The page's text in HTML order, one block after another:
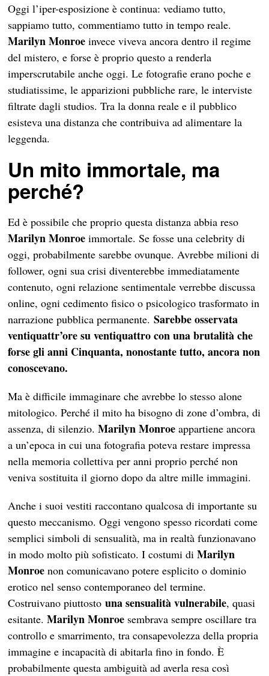
Oggi l’iper-esposizione è continua: vediamo tutto,
sappiamo tutto, commentiamo tutto in tempo reale.
Marilyn Monroe invece viveva ancora dentro il regime
del mistero, e forse è proprio questo a renderla
imperscrutabile anche oggi. Le fotografie erano poche e
studiatissime, le apparizioni pubbliche rare, le interviste
filtrate dagli studios. Tra la donna reale e il pubblico
esisteva una distanza che contribuiva ad alimentare la
leggenda.
Un mito immortale, ma
perché?
Ed è possibile che proprio questa distanza abbia reso
Marilyn Monroe immortale. Se fosse una celebrity di
oggi, probabilmente sarebbe ovunque. Avrebbe milioni di
follower, ogni sua crisi diventerebbe immediatamente
contenuto, ogni relazione sentimentale verrebbe discussa
online, ogni cedimento fisico o psicologico trasformato in
narrazione pubblica permanente.Sarebbe osservata
ventiquattr’ore su ventiquattro con una brutalità che
forse gli anni Cinquanta, nonostante tutto, ancora non
conoscevano.
Ma è difficile immaginare che avrebbe lo stesso alone
mitologico. Perché il mito ha bisogno di zone d’ombra, di
assenza, di silenzio.Marilyn Monroe appartiene ancora
a un’epoca in cui una fotografia poteva restare impressa
nella memoria collettiva per anni proprio perché non
veniva sostituita il giorno dopo da altre mille immagini.
Anche i suoi vestiti raccontano qualcosa di importante su
questo meccanismo. Oggi vengono spesso ricordati come
semplici simboli di sensualità, ma in realtà funzionavano
in modo molto più sofisticato. I costumi diMarilyn
Monroe non comunicavano potere esplicito o dominio
erotico nel senso contemporaneo del termine.
Costruivano piuttostouna sensualità vulnerabile, quasi
esitante.Marilyn Monroe sembrava sempre oscillare tra
controllo e smarrimento, tra consapevolezza della propria
immagine e incapacità di abitarla fino in fondo. È
probabilmente questa ambiguità ad averla resa così